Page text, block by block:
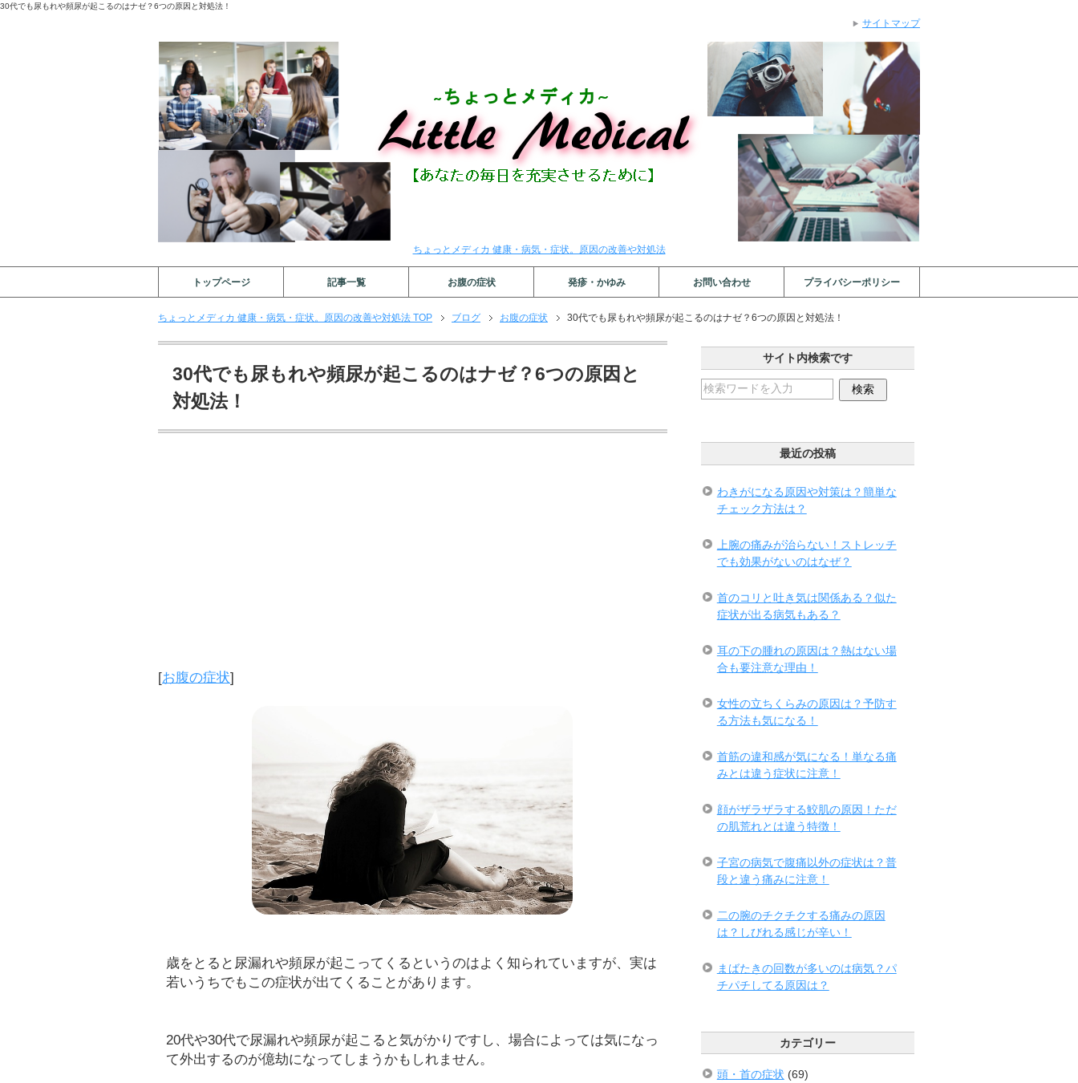
30代でも尿もれや頻尿が起こるのはナゼ？6つの原因と対処法！
ちょっとメディカ 健康・病気・症状。原因の改善や対処法
トップページ 記事一覧 お腹の症状 発疹・かゆみ お問い合わせ プライバシーポリシー
ちょっとメディカ 健康・病気・症状。原因の改善や対処法 TOP ブログ お腹の症状 30代でも尿もれや頻尿が起こるのはナゼ？6つの原因と対処法！
30代でも尿もれや頻尿が起こるのはナゼ？6つの原因と
対処法！
[お腹の症状]
歳をとると尿漏れや頻尿が起こってくるというのはよく知られていますが、実は
若いうちでもこの症状が出てくることがあります。
20代や30代で尿漏れや頻尿が起こると気がかりですし、場合によっては気になっ
て外出するのが億劫になってしまうかもしれません。
サイト内検索です
最近の投稿
わきがになる原因や対策は？簡単な
チェック方法は？
上腕の痛みが治らない！ストレッチ
でも効果がないのはなぜ？
首のコリと吐き気は関係ある？似た
症状が出る病気もある？
耳の下の腫れの原因は？熱はない場
合も要注意な理由！
女性の立ちくらみの原因は？予防す
る方法も気になる！
首筋の違和感が気になる！単なる痛
みとは違う症状に注意！
顔がザラザラする鮫肌の原因！ただ
の肌荒れとは違う特徴！
子宮の病気で腹痛以外の症状は？普
段と違う痛みに注意！
二の腕のチクチクする痛みの原因
は？しびれる感じが辛い！
まばたきの回数が多いのは病気？パ
チパチしてる原因は？
カテゴリー
頭・首の症状 (69)
サイトマップ